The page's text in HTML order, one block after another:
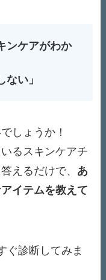
ンケアがわか
ない」
しょうか！
るスキンケアチ
えるだけで、 あ
イテムを教えて
ぐ診断してみま